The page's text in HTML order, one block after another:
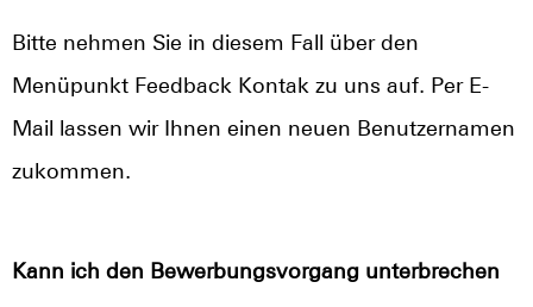
Bitte nehmen Sie in diesem Fall über den
Menüpunkt Feedback Kontak zu uns auf. Per E-
Mail lassen wir Ihnen einen neuen Benutzernamen
zukommen.
Kann ich den Bewerbungsvorgang unterbrechen